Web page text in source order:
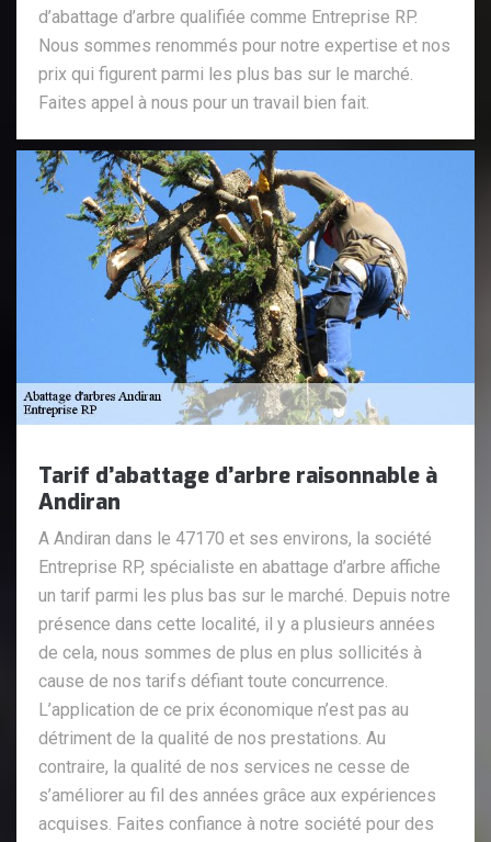
d’abattage d’arbre qualifiée comme Entreprise RP.
Nous sommes renommés pour notre expertise et nos
prix qui figurent parmi les plus bas sur le marché.
Faites appel à nous pour un travail bien fait.
Tarif d’abattage d’arbre raisonnable à
Andiran
A Andiran dans le 47170 et ses environs, la société
Entreprise RP, spécialiste en abattage d’arbre affiche
un tarif parmi les plus bas sur le marché. Depuis notre
présence dans cette localité, il y a plusieurs années
de cela, nous sommes de plus en plus sollicités à
cause de nos tarifs défiant toute concurrence.
L’application de ce prix économique n’est pas au
détriment de la qualité de nos prestations. Au
contraire, la qualité de nos services ne cesse de
s’améliorer au fil des années grâce aux expériences
acquises. Faites confiance à notre société pour des